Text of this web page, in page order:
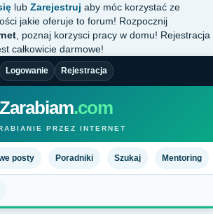
lub Zarejestruj aby móc korzystać ze
jakie oferuje to forum! Rozpocznij
, poznaj korzysci pracy w domu! Rejestracja
całkowicie darmowe!
Logowanie Rejestracja
Zarabiam.com
PRZEZ INTERNET
posty Poradniki Szukaj Mentoring